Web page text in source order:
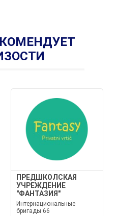
ПРЕДШКОЛСКАЯ
УЧРЕЖДЕНИЕ
"ФАНТАЗИЯ"
Интернациональные
бригады 66